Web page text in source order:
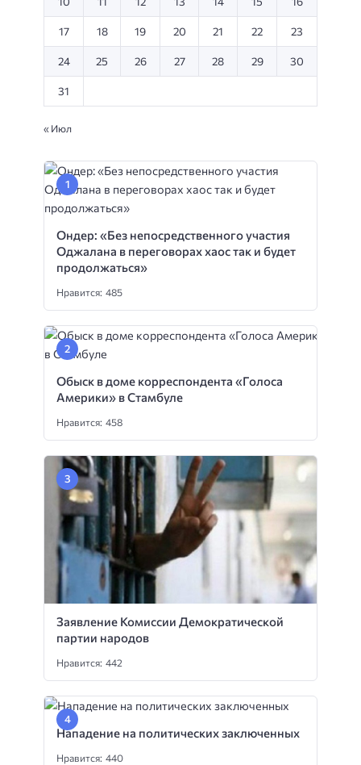
17 18 19 20 21 22 23
24 25 26 27 28 29 30
31
« Июл
Ондер: «Без непосредственного участия
Оджалана в переговорах хаос так и будет
продолжаться»
Нравится: 485
Обыск в доме корреспондента «Голоса
Америки» в Стамбуле
Нравится: 458
Заявление Комиссии Демократической
партии народов
Нравится: 442
Нападение на политических заключенных
Нравится: 440